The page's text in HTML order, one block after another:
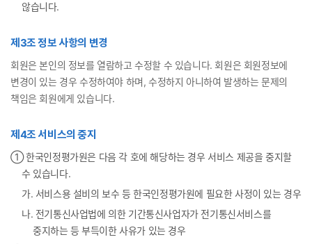
않습니다.
제3조 정보 사항의 변경
회원은 본인의 정보를 열람하고 수정할 수 있습니다. 회원은 회원정보에
변경이 있는 경우 수정하여야 하며, 수정하지 아니하여 발생하는 문제의
책임은 회원에게 있습니다.
제4조 서비스의 중지
① 한국인정평가원은 다음 각 호에 해당하는 경우 서비스 제공을 중지할
수 있습니다.
가. 서비스용 설비의 보수 등 한국인정평가원에 필요한 사정이 있는 경우
나. 전기통신사업법에 의한 기간통신사업자가 전기통신서비스를
중지하는 등 부득이한 사유가 있는 경우